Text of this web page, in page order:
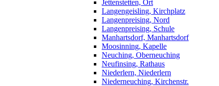
Jettenstetten, Ort
Langengeisling, Kirchplatz
Langenpreising, Nord
Langenpreising, Schule
Manhartsdorf, Manhartsdorf
Moosinning, Kapelle
Neuching, Oberneuching
Neufinsing, Rathaus
Niederlern, Niederlern
Niederneuching, Kirchenstr.